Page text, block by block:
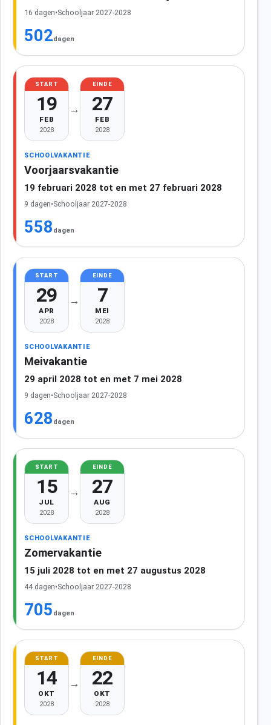
16 dagen•Schooljaar 2027-2028
502dagen
START
19
FEB
2028
→
EINDE
27
FEB
2028
SCHOOLVAKANTIE
Voorjaarsvakantie
19 februari 2028 tot en met 27 februari 2028
9 dagen•Schooljaar 2027-2028
558 dagen
START
29
APR
2028
→
EINDE
7
MEI
2028
SCHOOLVAKANTIE
Meivakantie
29 april 2028 tot en met 7 mei 2028
9 dagen•Schooljaar 2027-2028
628 dagen
START
15
JUL
2028
→
EINDE
27
AUG
2028
SCHOOLVAKANTIE
Zomervakantie
15 juli 2028 tot en met 27 augustus 2028
44 dagen•Schooljaar 2027-2028
705 dagen
START
14
OKT
2028
→
EINDE
22
OKT
2028